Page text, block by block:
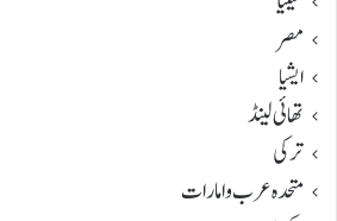
مصر
ایشیا
تھائی لینڈ
ترکی
متحدہ عرب و امارات